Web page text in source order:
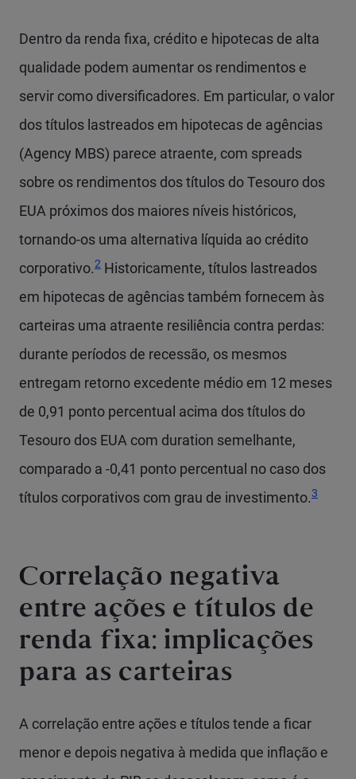
Dentro da renda fixa, crédito e hipotecas de alta
qualidade podem aumentar os rendimentos e
servir como diversificadores. Em particular, o valor
dos títulos lastreados em hipotecas de agências
(Agency MBS) parece atraente, com spreads
sobre os rendimentos dos títulos do Tesouro dos
EUA próximos dos maiores níveis históricos,
tornando-os uma alternativa líquida ao crédito
corporativo.2 Historicamente, títulos lastreados
em hipotecas de agências também fornecem às
carteiras uma atraente resiliência contra perdas:
durante períodos de recessão, os mesmos
entregam retorno excedente médio em 12 meses
de 0,91 ponto percentual acima dos títulos do
Tesouro dos EUA com duration semelhante,
comparado a -0,41 ponto percentual no caso dos
títulos corporativos com grau de investimento.3
Correlação negativa
entre ações e títulos de
renda fixa: implicações
para as carteiras
A correlação entre ações e títulos tende a ficar
menor e depois negativa à medida que inflação e